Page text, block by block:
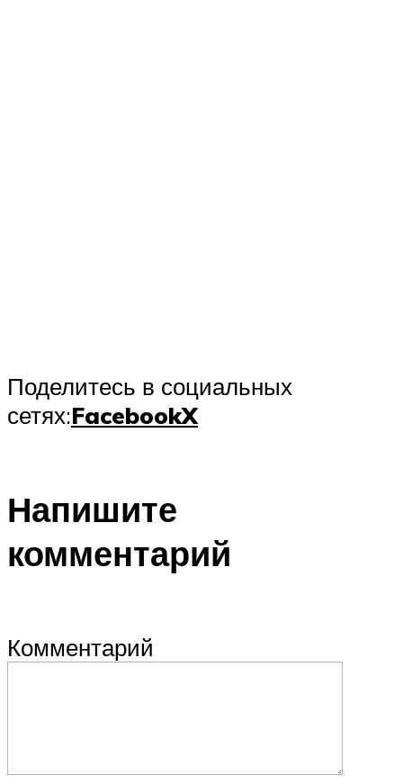
Поделитесь в социальных
сетях:FacebookX
Напишите
комментарий
Комментарий